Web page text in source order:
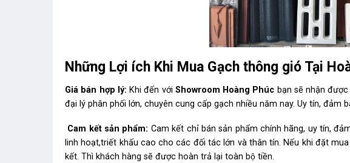
Những Lợi ích Khi Mua Gạch thông gió Tại
Giá bán hợp lý: Khi đến với Showroom Hoàng Phúc bạn sẽ nhận
đại lý phân phối lớn, chuyên cung cấp gạch nhiều năm nay. Uy tín, đảm
Cam kết sản phẩm: Cam kết chỉ bán sản phẩm chính hãng, uy tín,
linh hoạt,triết khấu cao cho các đối tác lớn và thân tín. Nếu khi đặt
kết. Thì khách hàng sẽ được hoàn trả lại toàn bộ tiền.